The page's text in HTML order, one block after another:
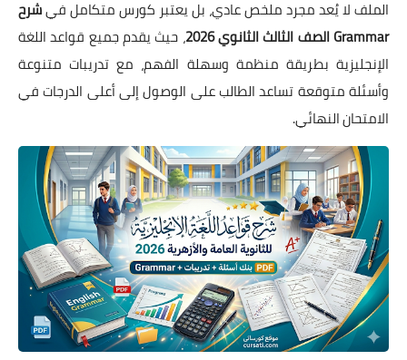
الملف لا يُعد مجرد ملخص عادي، بل يعتبر كورس متكامل فيشرح
Grammar الصف الثالث الثانوي 2026
، حيث يقدم جميع قواعد اللغة
الإنجليزية بطريقة منظمة وسهلة الفهم، مع تدريبات متنوعة
وأسئلة متوقعة تساعد الطالب على الوصول إلى أعلى الدرجات في
الامتحان النهائي.